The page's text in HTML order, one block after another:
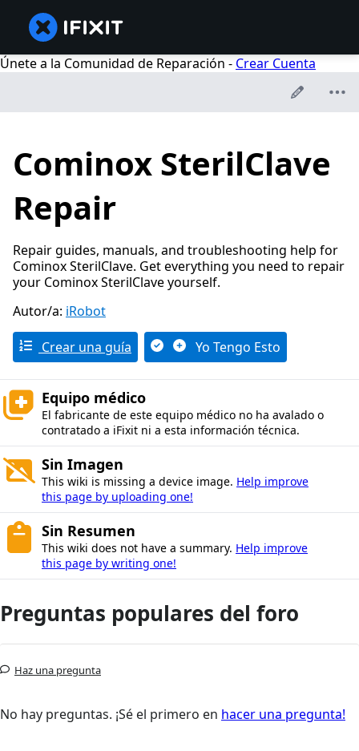
Únete a la Comunidad de Reparación - Crear Cuenta
Cominox SterilClave
Repair
Repair guides, manuals, and troubleshooting help for
Cominox SterilClave. Get everything you need to repair
your Cominox SterilClave yourself.
Autor/a: iRobot
Crear una guía Yo Tengo Esto
Equipo médico
El fabricante de este equipo médico no ha avalado o
contratado a iFixit ni a esta información técnica.
Sin Imagen
This wiki is missing a device image. Help improve
this page by uploading one!
Sin Resumen
This wiki does not have a summary. Help improve
this page by writing one!
Preguntas populares del foro
Haz una pregunta
No hay preguntas. ¡Sé el primero en hacer una pregunta!